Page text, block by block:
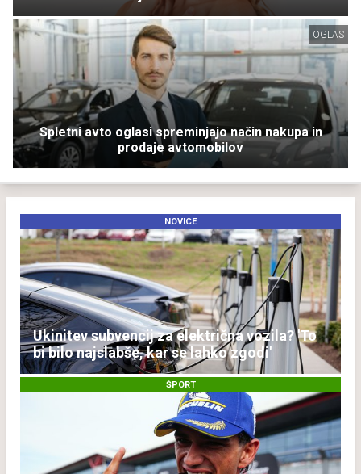
OGLAS
Spletni avto oglasi spreminjajo način nakupa in
prodaje avtomobilov
NOVICE
Ukinitev subvencij za električna vozila? 'To
bi bilo najslabše, kar se lahko zgodi'
ŠPORT